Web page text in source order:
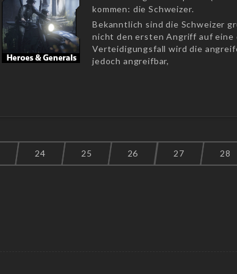
kommen: die Schweizer.
Bekanntlich sind die Schweizer
nicht den ersten Angriff auf eine
Verteidigungsfall wird die
jedoch angreifbar,
24 25 26 27 28